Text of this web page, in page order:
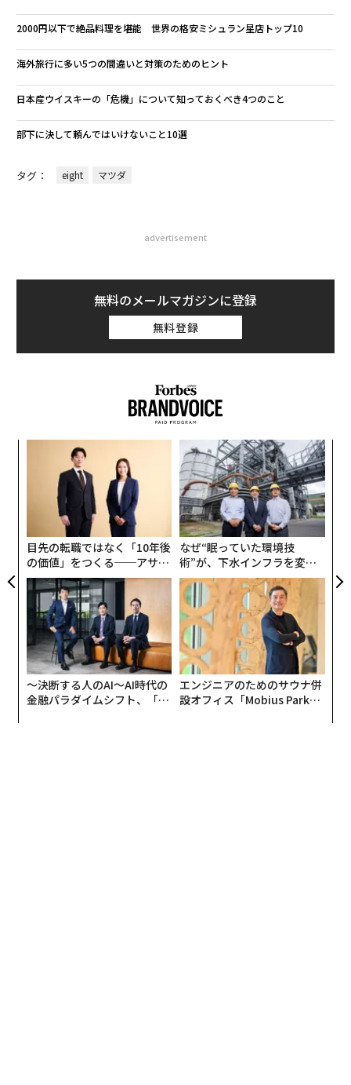
2000円以下で絶品料理を堪能 世界の格安ミシュラン星店トップ10
海外旅行に多い5つの間違いと対策のためのヒント
日本産ウイスキーの「危機」について知っておくべき4つのこと
部下に決して頼んではいけないこと10選
タグ： eight マツダ
advertisement
無料のメールマガジンに登録
無料登録
目先の転職ではなく「10年後
の価値」をつくる──アサイ
ンの長期伴走型支援とは
なぜ“眠っていた環境技
術”が、下水インフラを変え
たのか──産総研×月島JFE
アクアソリューションの10年
〜決断する人のAI〜AI時代の
金融パラダイムシフト、「超
エンジニアのためのサウナ併
設オフィス「Mobius Park」